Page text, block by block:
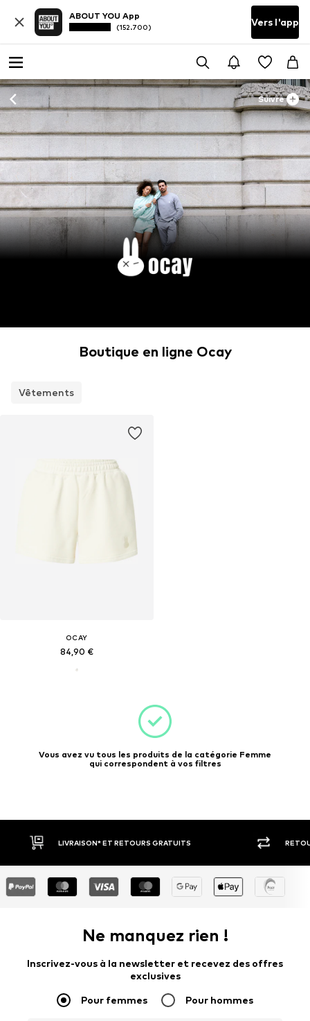
ABOUT YOU App
(152.700) Vers l'app
Suivre
Boutique en ligne Ocay
Vêtements
OCAY
84,90 €
Vous avez vu tous les produits de la catégorie Femme
qui correspondent à vos filtres
LIVRAISON* ET RETOURS GRATUITS
Ne manquez rien !
Inscrivez-vous à la newsletter et recevez des offres
exclusives
Pour femmes Pour hommes